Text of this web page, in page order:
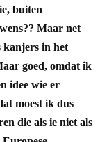
buiten
Maar net
kanjers in het
goed, omdat ik
idee wie er
moest ik dus
die als ie niet als